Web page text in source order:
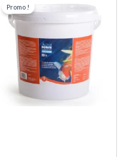
Promo !
prix
initial
55,00 €.
prix
49,00 €.